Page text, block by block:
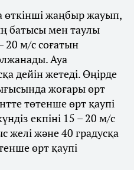
өткінші жаңбыр жауып,
батысы мен таулы
20 м/с соғатын
Ауа
дейін жетеді. Өңірде
жоғары өрт
төтенше өрт қаупі
екпіні 15 – 20 м/с
желі және 40 градусқа
өрт қаупі